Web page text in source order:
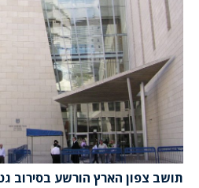
תושב צפון הארץ הורשע בסירוב גט